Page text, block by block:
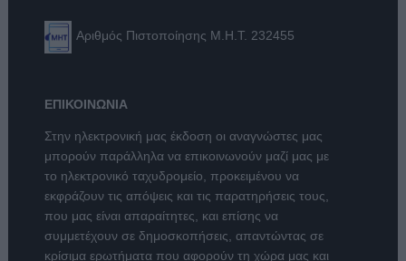
Αριθμός Πιστοποίησης Μ.Η.Τ. 232455
ΕΠΙΚΟΙΝΩΝΙΑ
Στην ηλεκτρονική μας έκδοση οι αναγνώστες μας
μπορούν παράλληλα να επικοινωνούν μαζί μας με
το ηλεκτρονικό ταχυδρομείο, προκειμένου να
εκφράζουν τις απόψεις και τις παρατηρήσεις τους,
που μας είναι απαραίτητες, και επίσης να
συμμετέχουν σε δημοσκοπήσεις, απαντώντας σε
κρίσιμα ερωτήματα που αφορούν τη χώρα μας και